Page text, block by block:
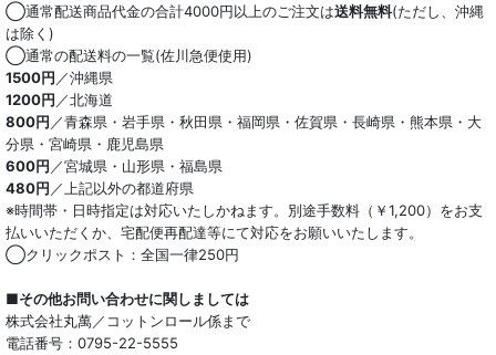
◯通常配送商品代金の合計4000円以上のご注文は送料無料(ただし、沖縄
は除く)
◯通常の配送料の一覧(佐川急便使用)
1500円 ／沖縄県
1200円 ／北海道
800円 ／青森県・岩手県・秋田県・福岡県・佐賀県・長崎県・熊本県・大
分県・宮崎県・鹿児島県
600円 ／宮城県・山形県・福島県
480円 ／上記以外の都道府県
※時間帯・日時指定は対応いたしかねます。別途手数料（￥1,200）をお支
払いいただくか、宅配便再配達等にて対応をお願いいたします。
◯クリックポスト：全国一律250円
■その他お問い合わせに関しましては
株式会社丸萬／コットンロール係まで
電話番号：0795-22-5555